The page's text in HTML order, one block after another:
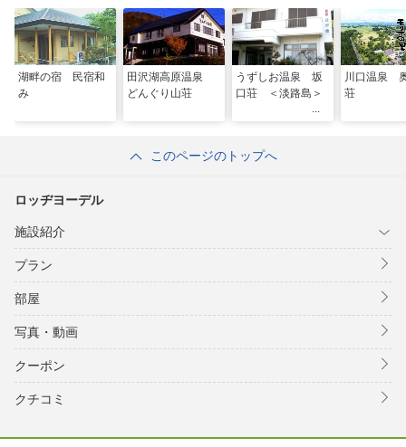
湖畔の宿 民宿和
み
田沢湖高原温泉
どんぐり山荘
うずしお温泉 坂
口荘 ＜淡路島＞
川口温泉
荘
このページのトップへ
ロッヂヨーデル
施設紹介
プラン
部屋
写真・動画
クーポン
クチコミ